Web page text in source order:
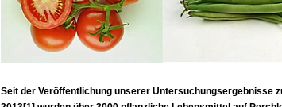
Seit der Veröffentlichung unserer Untersuchungsergebnisse